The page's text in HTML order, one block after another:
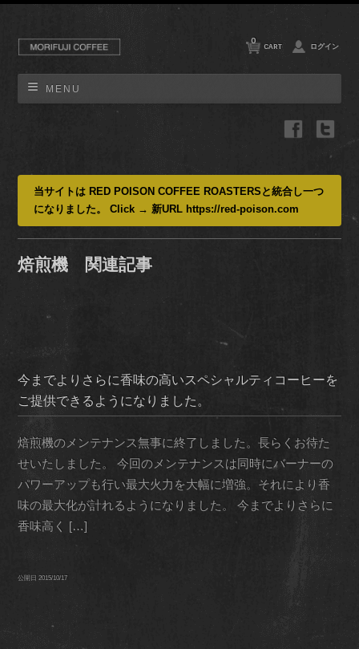
MENU
CART
0
ログイン
当サイトは RED POISON COFFEE ROASTERSと統合し一つ
になりました。 Click → 新URL https://red-poison.com
焙煎機 関連記事
今までよりさらに香味の高いスペシャルティコーヒーを
ご提供できるようになりました。
焙煎機のメンテナンス無事に終了しました。長らくお待た
せいたしました。 今回のメンテナンスは同時にバーナーの
パワーアップも行い最大火力を大幅に増強。それにより香
味の最大化が計れるようになりました。 今までよりさらに
香味高く […]
公開日2015/10/17